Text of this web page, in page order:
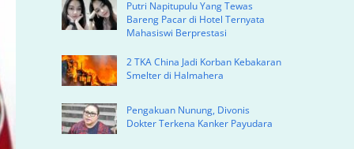
Putri Napitupulu Yang Tewas
Bareng Pacar di Hotel Ternyata
Mahasiswi Berprestasi
2 TKA China Jadi Korban Kebakaran
Smelter di Halmahera
Pengakuan Nunung, Divonis
Dokter Terkena Kanker Payudara